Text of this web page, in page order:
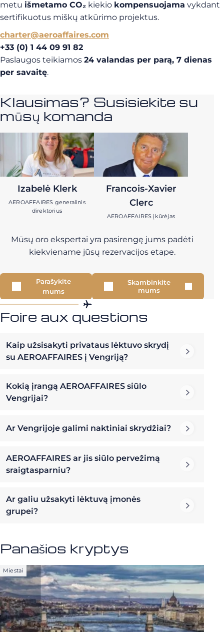
metu išmetamo CO₂ kiekio kompensuojama vykdant
sertifikuotus miškų atkūrimo projektus.
charter@aeroaffaires.com
+33 (0) 1 44 09 91 82
Paslaugos teikiamos 24 valandas per parą, 7 dienas
per savaitę.
Klausimas? Susisiekite su
mūsų komanda
Izabelė Klerk
AEROAFFAIRES generalinis
direktorius
Francois-Xavier
Clerc
AEROAFFAIRES įkūrėjas
Mūsų oro ekspertai yra pasirengę jums padėti
kiekviename jūsų rezervacijos etape.
Parašykite
mums
Skambinkite
mums
Foire aux questions
Kaip užsisakyti privataus lėktuvo skrydį
su AEROAFFAIRES į Vengriją?
Kokią įrangą AEROAFFAIRES siūlo
Vengrijai?
Ar Vengrijoje galimi naktiniai skrydžiai?
AEROAFFAIRES ar jis siūlo pervežimą
sraigtasparniu?
Ar galiu užsakyti lėktuvą įmonės
grupei?
Panašios kryptys
Miestai